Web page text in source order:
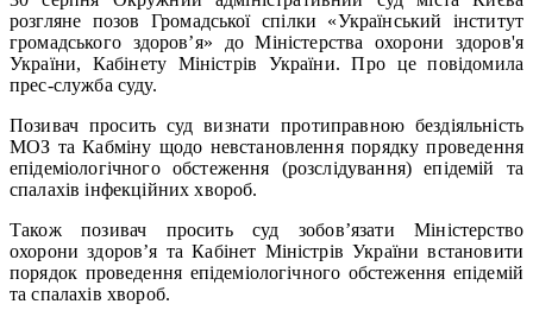
розгляне позов Громадської спілки «Український інститут
громадського здоров’я» до Міністерства охорони здоров'я
України, Кабінету Міністрів України. Про це повідомила
прес-служба суду.
Позивач просить суд визнати протиправною бездіяльність
МОЗ та Кабміну щодо невстановлення порядку проведення
епідеміологічного обстеження (розслідування) епідемій та
спалахів інфекційних хвороб.
Також позивач просить суд зобов’язати Міністерство
охорони здоров’я та Кабінет Міністрів України встановити
порядок проведення епідеміологічного обстеження епідемій
та спалахів хвороб.